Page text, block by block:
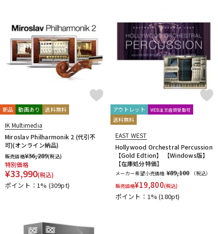
新品 動画あり 送料無料
IK Multimedia
Miroslav Philharmonik 2 (代引不
可)(オンライン納品)
販売価格¥36,289(税込)
特別価格
¥33,990(税込)
ポイント：1% (309pt)
アウトレット WEB注文店頭受取可
送料無料
EAST WEST
Hollywood Orchestral Percussion
【Gold Edtion】 【Windows版】
【在庫処分特価】
メーカー希望小売価格 ¥89,100
（税込）
販売価格¥19,800(税込)
ポイント：1%(180pt)